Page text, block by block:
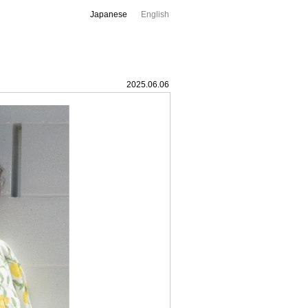
Japanese English
2025.06.06